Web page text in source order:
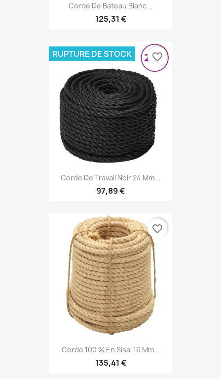
Corde De Bateau Blanc...
125,31 €
Corde De Travail Noir 24 Mm...
97,89 €
RUPTURE DE STOCK favorite_border
Corde 100 % En Sisal 16 Mm...
135,41 €
favorite_border